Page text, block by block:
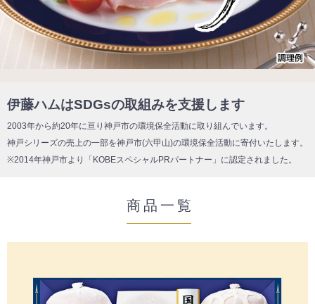
伝承の響
肉の匠 いとう
「エココンパクト箱でお届け」セット
伊藤ハムはSDGsの取組みを支援します
2003年から約20年に亘り神戸市の環境保全活動に取り組んでいます。
神戸シリーズの売上の一部を神戸市(六甲山)の環境保全活動に寄付いたします。
※2014年神戸市より「KOBEスペシャルPRパートナー」に認定されました。
商品一覧